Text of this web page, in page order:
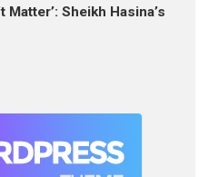
Matter’: Sheikh Hasina’s